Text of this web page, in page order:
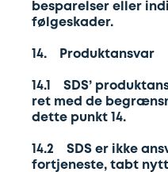
besparelser eller
følgeskader.
14. Produktansvar
14.1 SDS’
ret med de
dette punkt 14.
14.2 SDS er ikke
fortjeneste, tabt